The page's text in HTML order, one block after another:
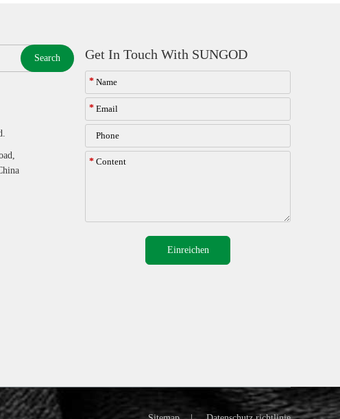
Search Get In Touch With SUNGOD
*
*
*
Einreichen